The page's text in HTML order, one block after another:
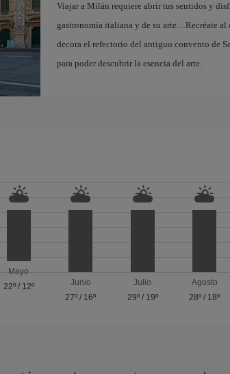
Viajar a Milán requiere abrir tus sentidos y
gastronomía italiana y de su arte…Recréate
decora el refectorio del antiguo convento de
para poder descubrir la esencia del arte.
Mayo
22º/ 12º
Junio
27º / 16º
Julio
29º/ 19º
Agosto
28º / 18º